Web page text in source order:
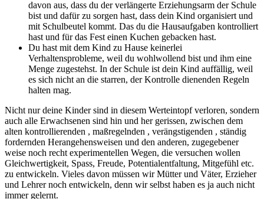
davon aus, dass du der verlängerte Erziehungsarm der Schule
bist und dafür zu sorgen hast, dass dein Kind organisiert und
mit Schulbeutel kommt. Das du die Hausaufgaben kontrolliert
hast und für das Fest einen Kuchen gebacken hast.
Du hast mit dem Kind zu Hause keinerlei
Verhaltensprobleme, weil du wohlwollend bist und ihm eine
Menge zugestehst. In der Schule ist dein Kind auffällig, weil
es sich nicht an die starren, der Kontrolle dienenden Regeln
halten mag.
Nicht nur deine Kinder sind in diesem Werteintopf verloren, sondern
auch alle Erwachsenen sind hin und her gerissen, zwischen dem
alten kontrollierenden , maßregelnden , verängstigenden , ständig
fordernden Herangehensweisen und den anderen, zugegebener
weise noch recht experimentellen Wegen, die versuchen wollen
Gleichwertigkeit, Spass, Freude, Potentialentfaltung, Mitgefühl etc.
zu entwickeln. Vieles davon müssen wir Mütter und Väter, Erzieher
und Lehrer noch entwickeln, denn wir selbst haben es ja auch nicht
immer gelernt.